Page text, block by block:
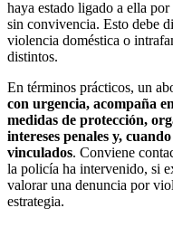
haya estado ligado a ella
sin convivencia. Esto debe
violencia doméstica o
distintos.
En términos prácticos, un
con urgencia, acompaña
medidas de protección,
intereses penales y,
vinculados. Conviene
la policía ha intervenido, si
valorar una denuncia por
estrategia.